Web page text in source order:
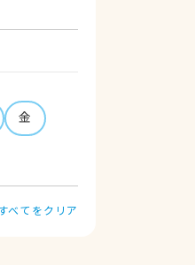
金
べてをクリア